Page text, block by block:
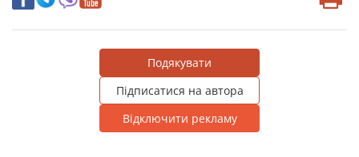
Подякувати
Підписатися на автора
Відключити рекламу